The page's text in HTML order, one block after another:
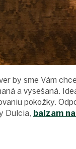
by sme Vám
a vysešaná.
pokožky.
Dulcia, balzam